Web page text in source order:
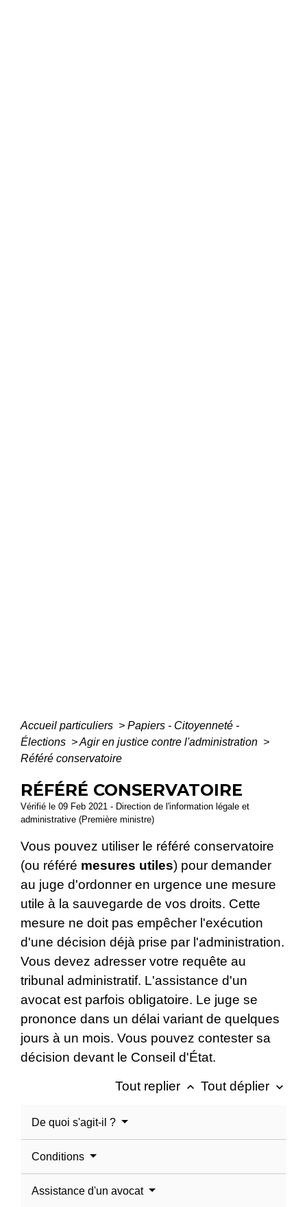
Accueil particuliers > Papiers - Citoyenneté -
Élections >Agir en justice contre l'administration >
Référé conservatoire
RÉFÉRÉ CONSERVATOIRE
Vérifié le 09 Feb 2021 - Direction de l'information légale et
administrative (Première ministre)
Vous pouvez utiliser le référé conservatoire
(ou référé mesures utiles) pour demander
au juge d'ordonner en urgence une mesure
utile à la sauvegarde de vos droits. Cette
mesure ne doit pas empêcher l'exécution
d'une décision déjà prise par l'administration.
Vous devez adresser votre requête au
tribunal administratif. L'assistance d'un
avocat est parfois obligatoire. Le juge se
prononce dans un délai variant de quelques
jours à un mois. Vous pouvez contester sa
décision devant le Conseil d'État.
Tout replier keyboard_arrow_up Tout déplier keyboard_arrow_down
De quoi s'agit-il ?
Conditions
Assistance d'un avocat